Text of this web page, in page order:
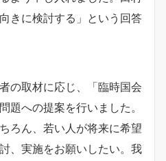
きに検討する」という回答
の取材に応じ、「臨時国会
題への提案を行いました。
ろん、若い人が将来に希望
、実施をお願いしたい。我